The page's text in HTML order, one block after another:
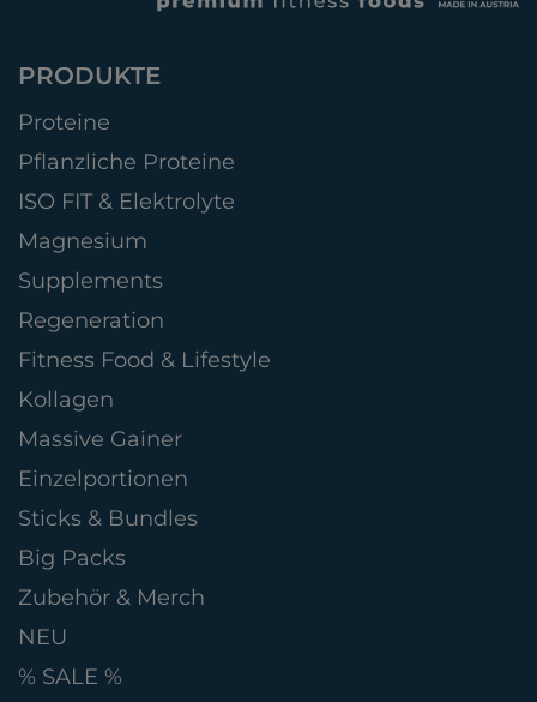
PRODUKTE
Proteine
Pflanzliche Proteine
ISO FIT & Elektrolyte
Magnesium
Supplements
Regeneration
Fitness Food & Lifestyle
Kollagen
Massive Gainer
Einzelportionen
Sticks & Bundles
Big Packs
Zubehör & Merch
NEU
% SALE %